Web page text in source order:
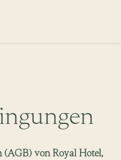
(AGB) von Royal Hotel,